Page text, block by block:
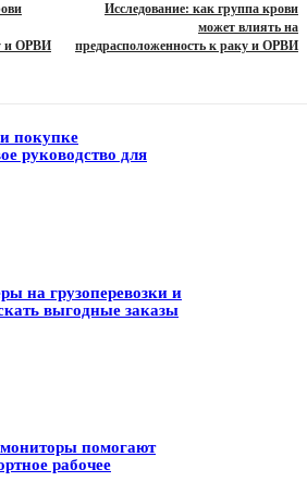
и ОРВИ
Исследование: как группа крови
может влиять на
предрасположенность к раку и ОРВИ
покупке
руководство для
на грузоперевозки и
выгодные заказы
помогают
рабочее